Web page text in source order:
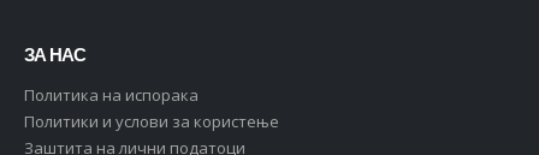
ЗА НАС
Политика на испорака
Политики и услови за користење
Заштита на лични податоци